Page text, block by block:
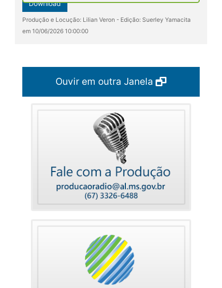
Download
Produção e Locução: Lilian Veron - Edição: Suerley Yamacita
em 10/06/2026 10:00:00
Ouvir em outra Janela